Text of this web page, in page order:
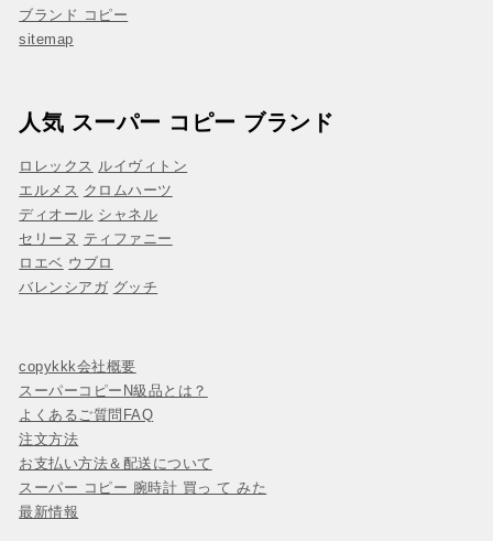
ブランド コピー
sitemap
人気 スーパー コピー ブランド
ロレックス ルイヴィトン
エルメス クロムハーツ
ディオール シャネル
セリーヌ ティファニー
ロエベ ウブロ
バレンシアガ グッチ
copykkk会社概要
スーパーコピーN級品とは？
よくあるご質問FAQ
注文方法
お支払い方法＆配送について
スーパー コピー 腕時計 買っ て みた
最新情報